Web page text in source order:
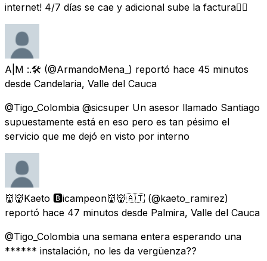
internet! 4/7 días se cae y adicional sube la factura😮‍💨
A|M :.🛠️ (@ArmandoMena_) reportó hace 45 minutos
desde Candelaria, Valle del Cauca
@Tigo_Colombia @sicsuper Un asesor llamado Santiago
supuestamente está en eso pero es tan pésimo el
servicio que me dejó en visto por interno
👹👹Kaeto 🅱️icampeon👹👹🇦🇹 (@kaeto_ramirez)
reportó hace 47 minutos desde Palmira, Valle del Cauca
@Tigo_Colombia una semana entera esperando una
****** instalación, no les da vergüenza??